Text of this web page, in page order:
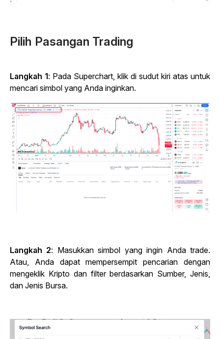
Pilih Pasangan Trading
Langkah 1: Pada Superchart, klik di sudut kiri atas untuk
mencari simbol yang Anda inginkan.
Langkah 2: Masukkan simbol yang ingin Anda trade.
Atau, Anda dapat mempersempit pencarian dengan
mengeklik Kripto dan filter berdasarkan Sumber, Jenis,
dan Jenis Bursa.